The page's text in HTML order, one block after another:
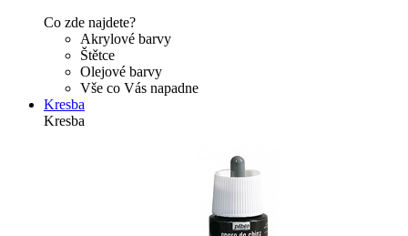
Co zde najdete?
Akrylové barvy
Štětce
Olejové barvy
Vše co Vás napadne
Kresba
Kresba